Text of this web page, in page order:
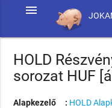
menu
HOLD
sorozat HUF
Alapkezelő : HOLD